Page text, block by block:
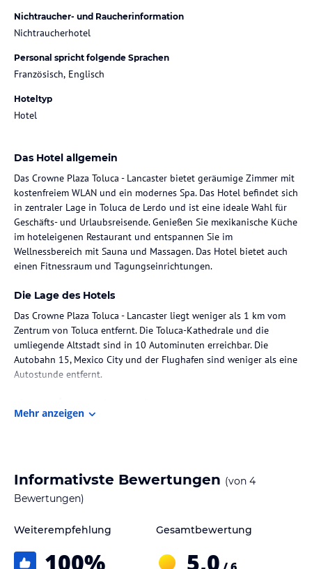
Nichtraucher- und Raucherinformation
Nichtraucherhotel
Personal spricht folgende Sprachen
Französisch, Englisch
Hoteltyp
Hotel
Das Hotel allgemein
Das Crowne Plaza Toluca - Lancaster bietet geräumige Zimmer mit
kostenfreiem WLAN und ein modernes Spa. Das Hotel befindet sich
in zentraler Lage in Toluca de Lerdo und ist eine ideale Wahl für
Geschäfts- und Urlaubsreisende. Genießen Sie mexikanische Küche
im hoteleigenen Restaurant und entspannen Sie im
Wellnessbereich mit Sauna und Massagen. Das Hotel bietet auch
einen Fitnessraum und Tagungseinrichtungen.
Die Lage des Hotels
Das Crowne Plaza Toluca - Lancaster liegt weniger als 1 km vom
Zentrum von Toluca entfernt. Die Toluca-Kathedrale und die
umliegende Altstadt sind in 10 Autominuten erreichbar. Die
Autobahn 15, Mexico City und der Flughafen sind weniger als eine
Autostunde entfernt.
Haartrockner ausgestattet. Ein Balkon gehört zur
Grundausstattung der meisten Zimmer.
Gastronomie im Hotel
mexikanischen Gerichten genießen. Das Frühstück wird täglich in
Mehr anzeigen
Informativste Bewertungen (von 4
Bewertungen)
Weiterempfehlung
100%
Gesamtbewertung
5,0